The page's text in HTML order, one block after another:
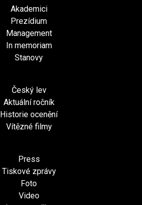
Akademici
Prezídium
Management
In memoriam
Stanovy
Český lev
Aktuální ročník
Historie ocenění
Vítězné filmy
Press
Tiskové zprávy
Foto
Video